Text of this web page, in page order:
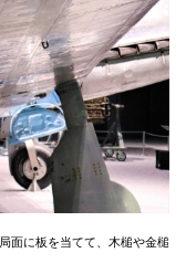
面に板を当てて、木槌や金槌